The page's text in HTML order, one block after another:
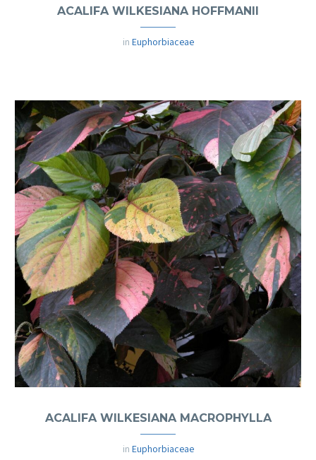
ACALIFA WILKESIANA HOFFMANII
in Euphorbiaceae
ACALIFA WILKESIANA MACROPHYLLA
in Euphorbiaceae